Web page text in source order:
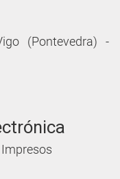
(Pontevedra) -